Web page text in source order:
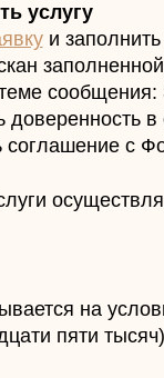
услугу
и заполнить
сообщения:
в
соглашение с
на
пяти